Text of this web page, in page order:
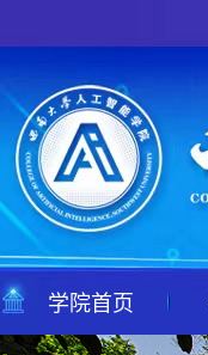
学院首页